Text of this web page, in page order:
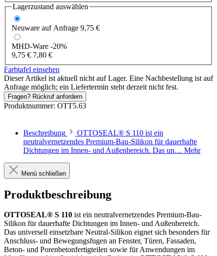
Lagerzustand auswählen
Neuware auf Anfrage 9,75 €
MHD-Ware -20%
9,75 € 7,80 €
Farbtafel einsehen
Dieser Artikel ist aktuell nicht auf Lager. Eine Nachbestellung ist auf
Anfrage möglich; ein Liefertermin steht derzeit nicht fest.
Fragen? Rückruf anfordern
Produktnummer: OTT5.63
Beschreibung
OTTOSEAL® S 110 ist ein
neutralvernetzendes Premium-Bau-Silikon für dauerhafte
Dichtungen im Innen- und Außenbereich. Das un… Mehr
Menü schließen
Produktbeschreibung
OTTOSEAL® S 110 ist ein neutralvernetzendes Premium-Bau-
Silikon für dauerhafte Dichtungen im Innen- und Außenbereich.
Das universell einsetzbare Neutral-Silikon eignet sich besonders für
Anschluss- und Bewegungsfugen an Fenster, Türen, Fassaden,
Beton- und Porenbetonfertigteilen sowie für Anwendungen im